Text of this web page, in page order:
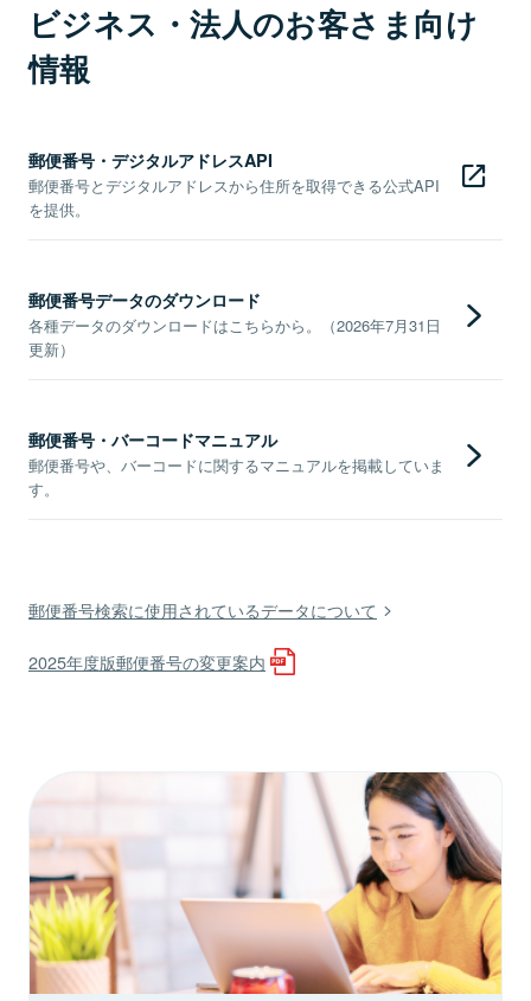
ビジネス・法人のお客さま向け
情報
郵便番号・デジタルアドレスAPI
郵便番号とデジタルアドレスから住所を取得できる公式API
を提供。
郵便番号データのダウンロード
各種データのダウンロードはこちらから。（2026年7月31日
更新）
郵便番号・バーコードマニュアル
郵便番号や、バーコードに関するマニュアルを掲載していま
す。
郵便番号検索に使用されているデータについて
2025年度版郵便番号の変更案内